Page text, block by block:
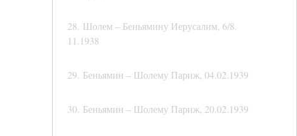
28. Шолем – Беньямину Иерусалим, 6/8.
11.1938
29. Беньямин – Шолему Париж, 04.02.1939
30. Беньямин – Шолему Париж, 20.02.1939